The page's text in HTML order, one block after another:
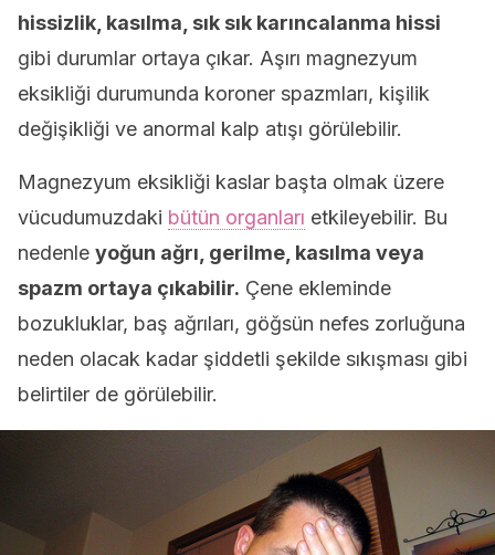
hissizlik, kasılma, sık sık karıncalanma hissi
gibi durumlar ortaya çıkar. Aşırı magnezyum
eksikliği durumunda koroner spazmları, kişilik
değişikliği ve anormal kalp atışı görülebilir.
Magnezyum eksikliği kaslar başta olmak üzere
vücudumuzdaki bütün organları etkileyebilir. Bu
nedenle yoğun ağrı, gerilme, kasılma veya
spazm ortaya çıkabilir. Çene ekleminde
bozukluklar, baş ağrıları, göğsün nefes zorluğuna
neden olacak kadar şiddetli şekilde sıkışması gibi
belirtiler de görülebilir.